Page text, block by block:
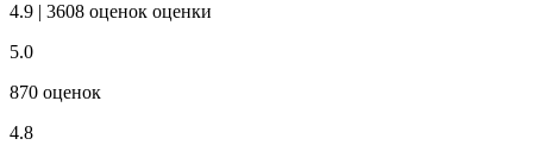
4.9 | 3608 оценок оценки
5.0
870 оценок
4.8